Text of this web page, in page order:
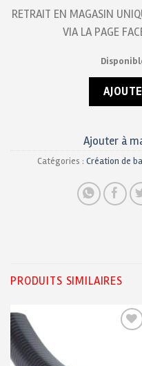
RETRAIT EN MAGASIN
VIA LA PAGE
Ajouter à
Catégories : Création de
PRODUITS SIMILAIRES